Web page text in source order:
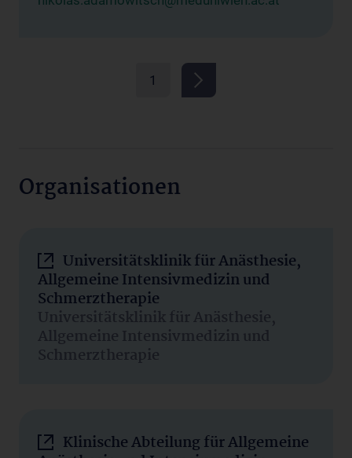
1
Organisationen
Universitätsklinik für Anästhesie,
Allgemeine Intensivmedizin und
Schmerztherapie
Universitätsklinik für Anästhesie,
Allgemeine Intensivmedizin und
Schmerztherapie
Klinische Abteilung für Allgemeine